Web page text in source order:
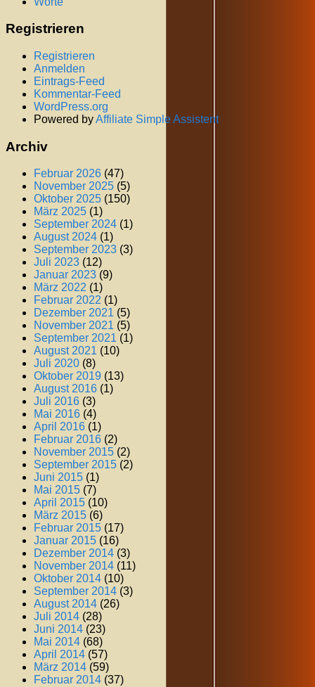
Registrieren
Registrieren
Anmelden
Eintrags-Feed
Kommentar-Feed
WordPress.org
Powered byAffiliate Simple Assistent
Archiv
Februar 2026 (47)
November 2025 (5)
Oktober 2025 (150)
März 2025 (1)
September 2024 (1)
August 2024 (1)
September 2023 (3)
Juli 2023 (12)
Januar 2023 (9)
März 2022 (1)
Februar 2022 (1)
Dezember 2021 (5)
November 2021 (5)
September 2021 (1)
August 2021 (10)
Juli 2020 (8)
Oktober 2019 (13)
August 2016 (1)
Juli 2016 (3)
Mai 2016 (4)
April 2016 (1)
Februar 2016 (2)
November 2015 (2)
September 2015 (2)
Juni 2015 (1)
Mai 2015 (7)
April 2015 (10)
März 2015 (6)
Februar 2015 (17)
Januar 2015 (16)
Dezember 2014 (3)
November 2014 (11)
Oktober 2014 (10)
September 2014 (3)
August 2014 (26)
Juli 2014 (28)
Juni 2014 (23)
Mai 2014 (68)
April 2014 (57)
März 2014 (59)
Februar 2014 (37)